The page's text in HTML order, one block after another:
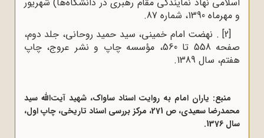
و مهرماه 1390، شماره 87.
[2] . نهضت امام خمینی، سید حمید روحانی، جلد دوم،
صفحه 558 تا 560، مؤسسه چاپ و نشر عروج، چاپ
هفتم، سال 1389.
منبع: یاران امام به روایت اسناد ساواک، شهید آیت‌الله سید
محمدرضا سعیدی، ص 271، مرکز بررسی اسناد تاریخی، چاپ اول،
سال 1376.